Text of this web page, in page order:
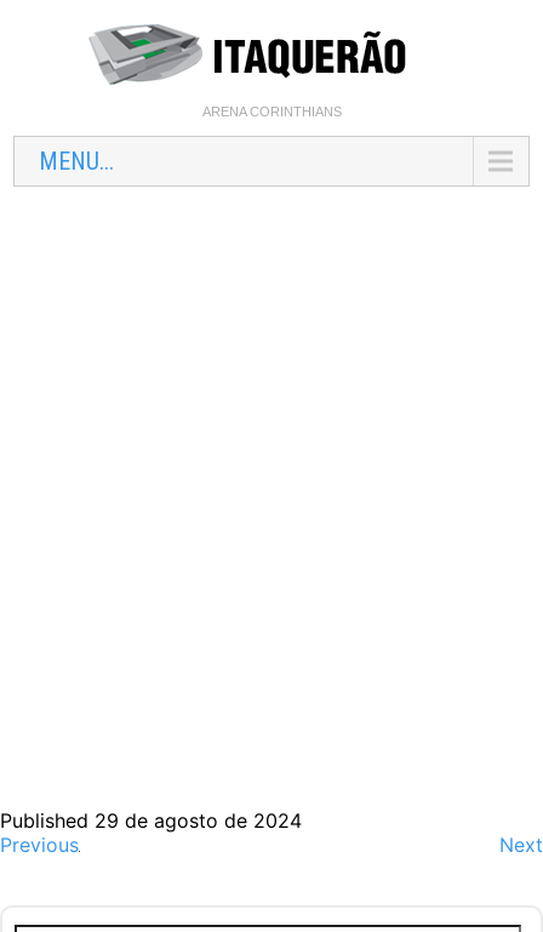
ARENA CORINTHIANS
MENU...
Published 29 de agosto de 2024
Previous
Next